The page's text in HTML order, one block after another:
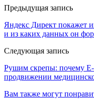
Предыдущая запись
Яндекс Директ покажет
и из каких данных он
Следующая запись
Рушим скрепы: почему
продвижении
Вам также могут